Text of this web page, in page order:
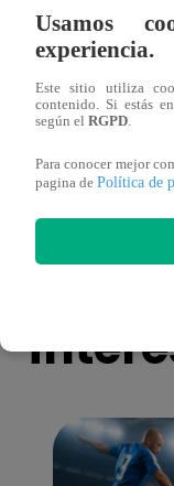
Sofía Franco
Usamos
experiencia.
Este sitio utiliza
contenido. Si estás
según el RGPD
Para conocer mejor
pagina de Política de